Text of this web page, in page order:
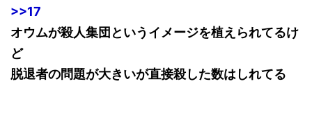
>>17
オウムが殺人集団というイメージを植えられてるけ
ど
脱退者の問題が大きいが直接殺した数はしれてる